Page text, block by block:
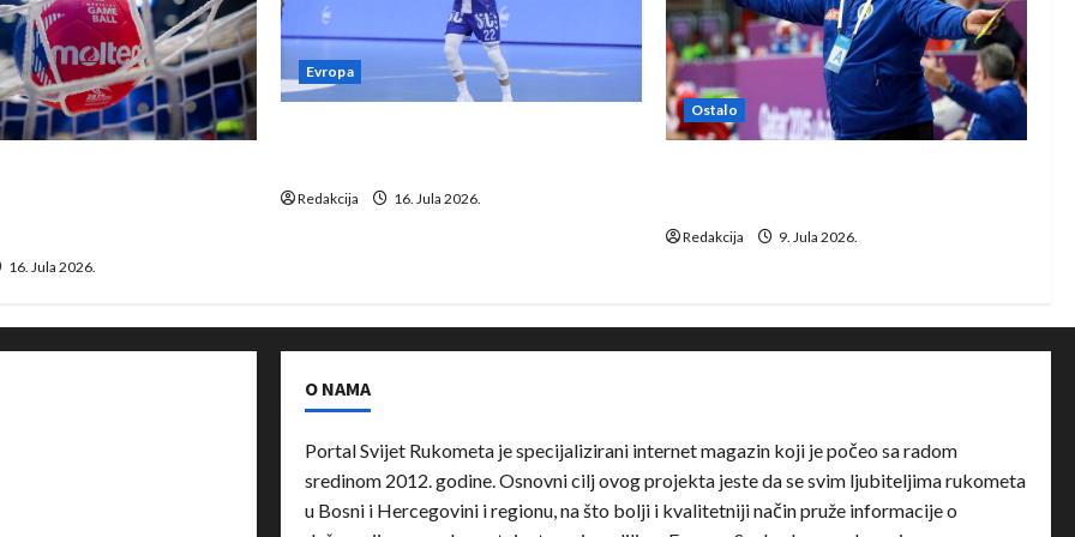
16. Jula 2026.
Evropa
Redakcija 16. Jula 2026.
Ostalo
Redakcija 9. Jula 2026.
O NAMA
Portal Svijet Rukometa je specijalizirani internet magazin koji je počeo sa radom
sredinom 2012. godine. Osnovni cilj ovog projekta jeste da se svim ljubiteljima rukometa
u Bosni i Hercegovini i regionu, na što bolji i kvalitetniji način pruže informacije o